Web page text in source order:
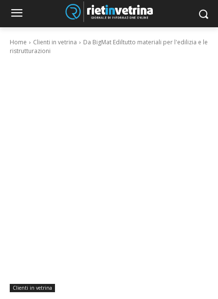
Home Clienti in vetrina
Da BigMat Ediltutto materiali per l'edilizia e le
ristrutturazioni
Clienti in vetrina